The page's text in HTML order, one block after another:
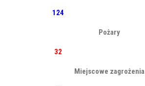
124
Pożary
32
Miejscowe zagrożenia